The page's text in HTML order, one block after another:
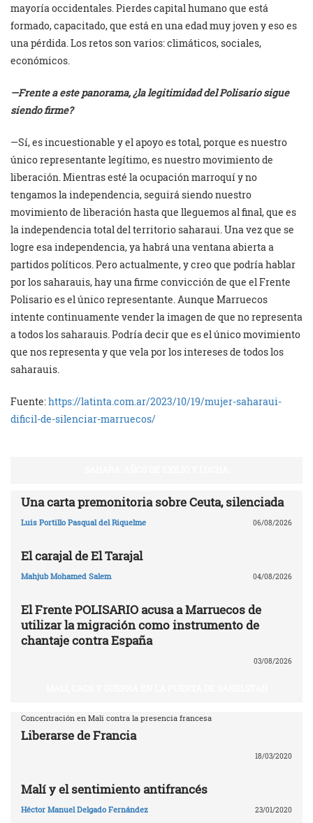
mayoría occidentales. Pierdes capital humano que está
formado, capacitado, que está en una edad muy joven y eso es
una pérdida. Los retos son varios: climáticos, sociales,
económicos.
—Frente a este panorama, ¿la legitimidad del Polisario sigue
siendo firme?
—Sí, es incuestionable y el apoyo es total, porque es nuestro
único representante legítimo, es nuestro movimiento de
liberación. Mientras esté la ocupación marroquí y no
tengamos la independencia, seguirá siendo nuestro
movimiento de liberación hasta que lleguemos al final, que es
la independencia total del territorio saharaui. Una vez que se
logre esa independencia, ya habrá una ventana abierta a
partidos políticos. Pero actualmente, y creo que podría hablar
por los saharauis, hay una firme convicción de que el Frente
Polisario es el único representante. Aunque Marruecos
intente continuamente vender la imagen de que no representa
a todos los saharauis. Podría decir que es el único movimiento
que nos representa y que vela por los intereses de todos los
saharauis.
Fuente:https://latinta.com.ar/2023/10/19/mujer-saharaui-
dificil-de-silenciar-marruecos/
Una carta premonitoria sobre Ceuta, silenciada
Luis Portillo Pasqual del Riquelme 06/08/2026
El carajal de El Tarajal
Mahjub Mohamed Salem 04/08/2026
El Frente POLISARIO acusa a Marruecos de
utilizar la migración como instrumento de
chantaje contra España
03/08/2026
Concentración en Mali contra la presencia francesa
Liberarse de Francia
18/03/2020
Malí y el sentimiento antifrancés
Héctor Manuel Delgado Fernández 23/01/2020